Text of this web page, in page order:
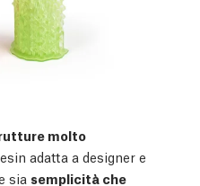
molto
adatta a designer e
sia semplicità che